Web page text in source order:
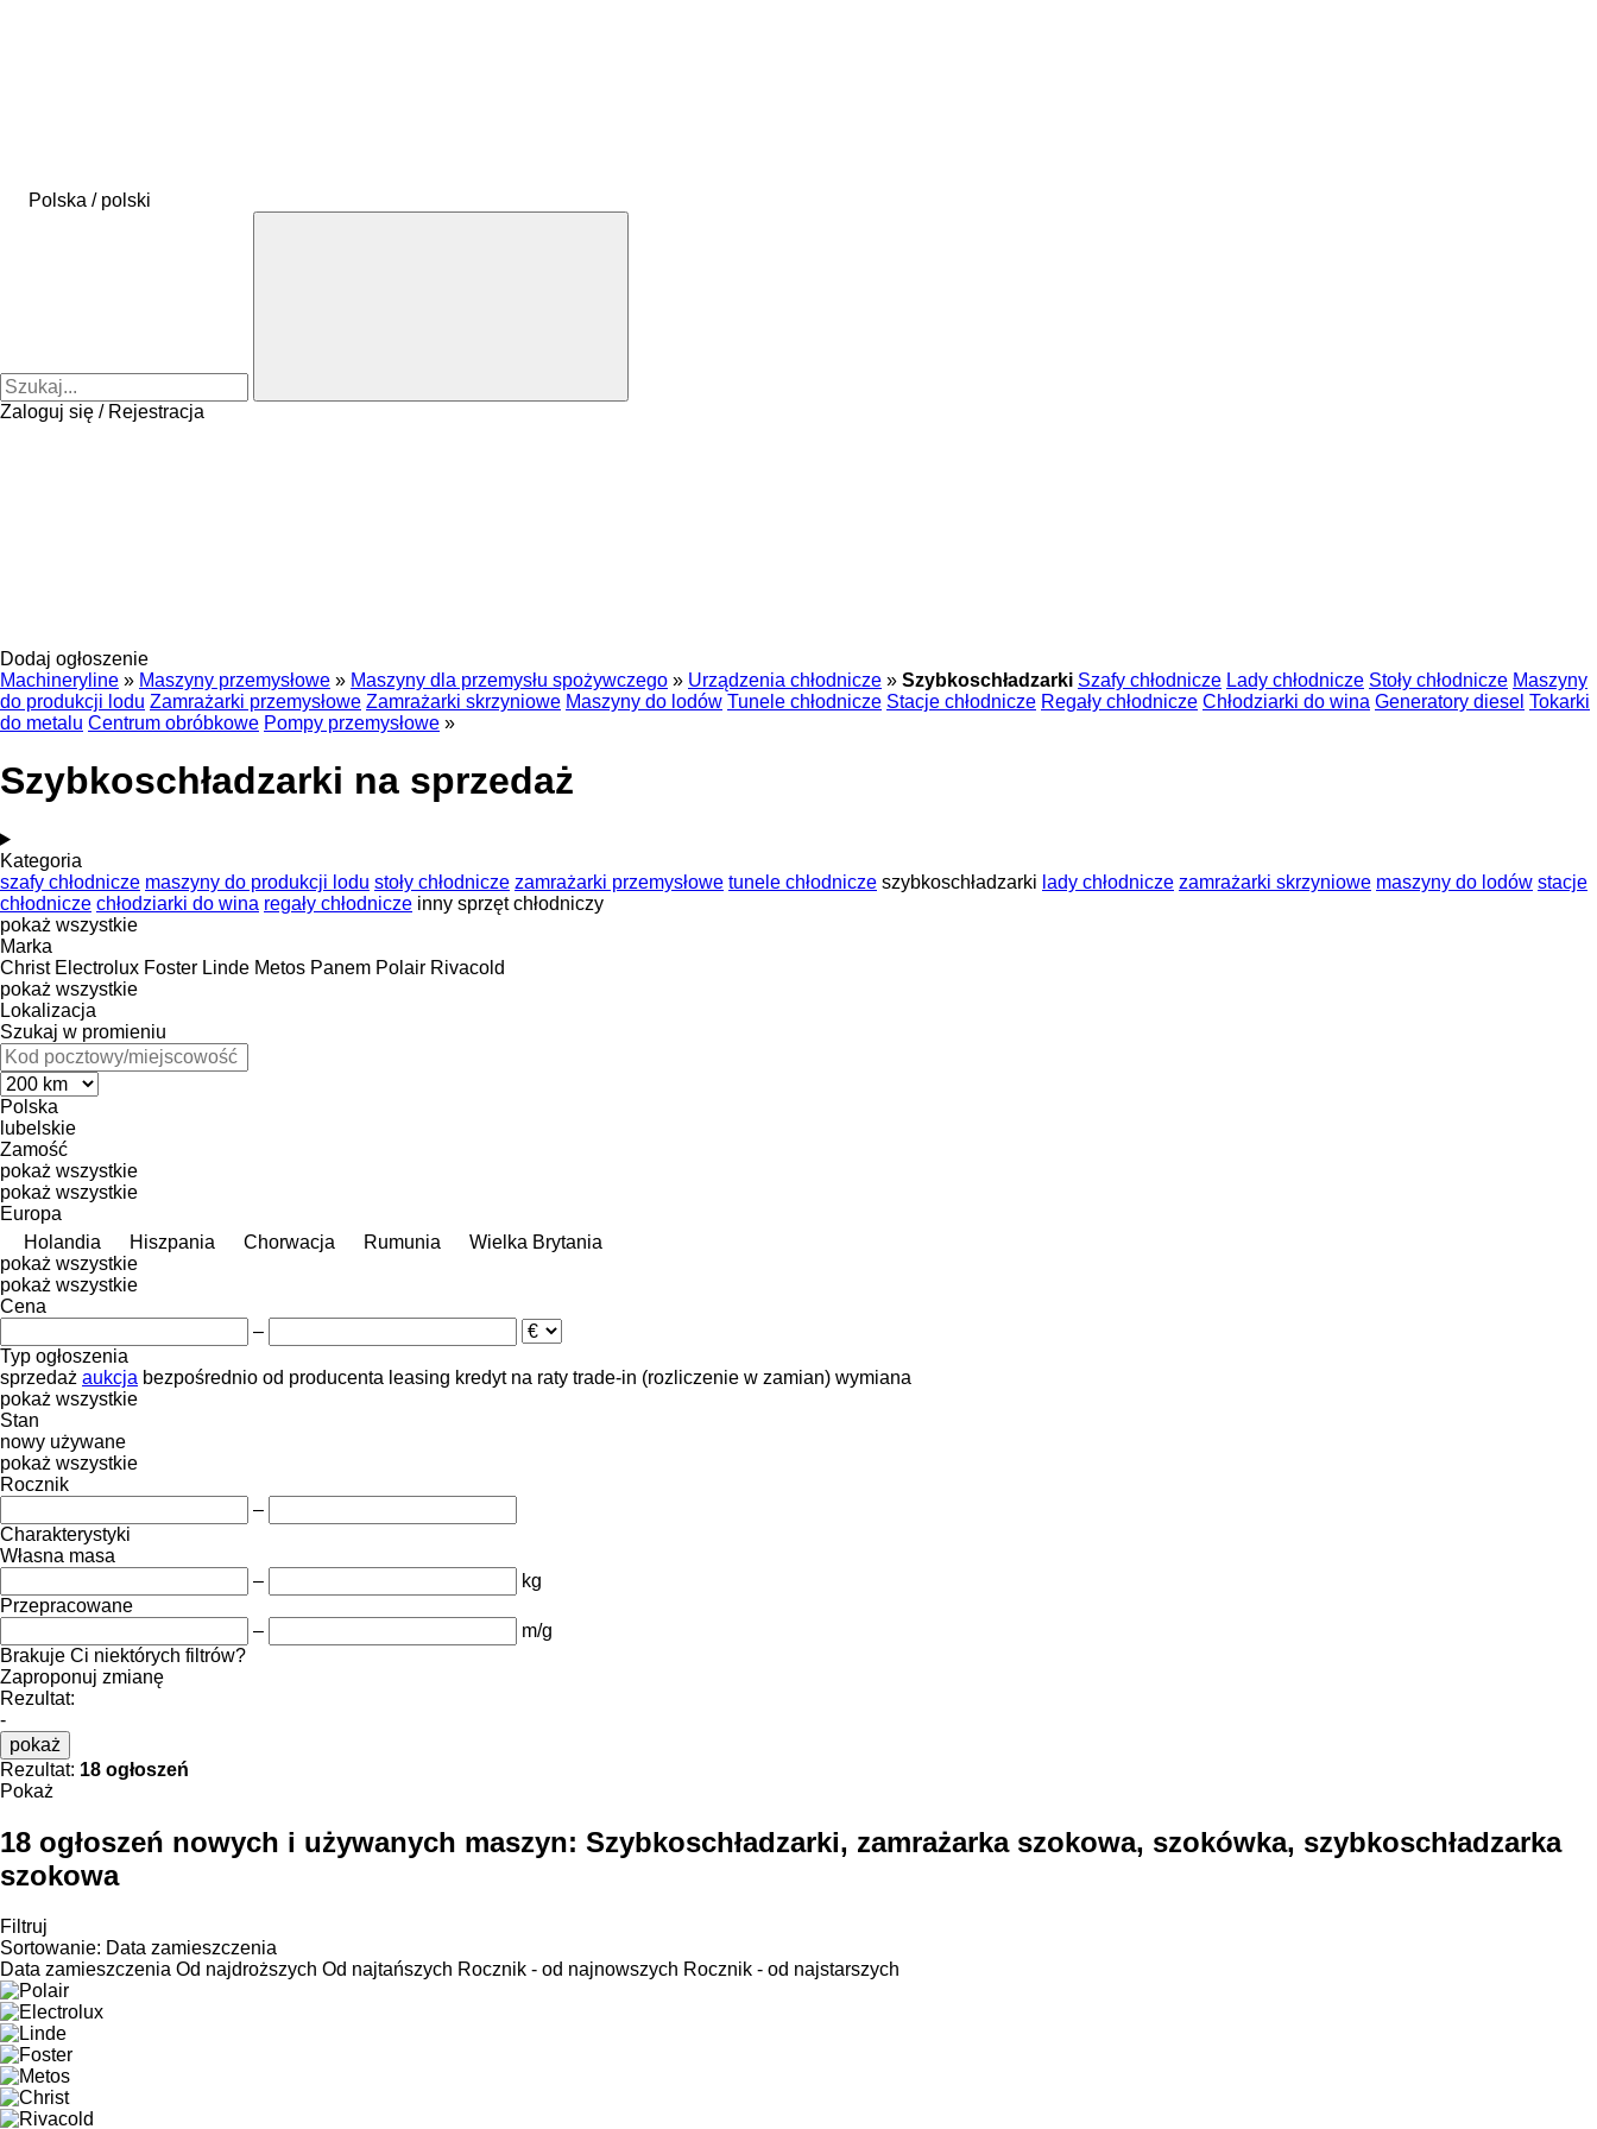
Polska / polski
Zaloguj się / Rejestracja
Dodaj ogłoszenie
Machineryline » Maszyny przemysłowe » Maszyny dla przemysłu spożywczego » Urządzenia chłodnicze » Szybkoschładzarki Szafy chłodnicze Lady chłodnicze Stoły chłodnicze Maszyny
do produkcji lodu Zamrażarki przemysłowe Zamrażarki skrzyniowe Maszyny do lodów Tunele chłodnicze Stacje chłodnicze Regały chłodnicze Chłodziarki do wina Generatory diesel Tokarki
do metalu Centrum obróbkowe Pompy przemysłowe »
Szybkoschładzarki na sprzedaż
Kategoria
szafy chłodnicze maszyny do produkcji lodu stoły chłodnicze zamrażarki przemysłowe tunele chłodnicze szybkoschładzarki lady chłodnicze zamrażarki skrzyniowe maszyny do lodów stacje
chłodnicze chłodziarki do wina regały chłodnicze inny sprzęt chłodniczy
pokaż wszystkie
Marka
Christ Electrolux Foster Linde Metos Panem Polair Rivacold
pokaż wszystkie
Lokalizacja
Szukaj w promieniu
Polska
lubelskie
Zamość
pokaż wszystkie
pokaż wszystkie
Europa
Holandia
Hiszpania Chorwacja Rumunia
Wielka Brytania
pokaż wszystkie
pokaż wszystkie
Cena
–
Typ ogłoszenia
sprzedaż aukcja bezpośrednio od producenta leasing kredyt na raty trade-in (rozliczenie w zamian) wymiana
pokaż wszystkie
Stan
nowy używane
pokaż wszystkie
Rocznik
–
Charakterystyki
Własna masa
–
kg
Przepracowane
–
m/g
Brakuje Ci niektórych filtrów?
Zaproponuj zmianę
Rezultat:
-
pokaż
Rezultat: 18 ogłoszeń
Pokaż
18 ogłoszeń nowych i używanych maszyn: Szybkoschładzarki, zamrażarka szokowa, szokówka, szybkoschładzarka
szokowa
Filtruj
Sortowanie: Data zamieszczenia
Data zamieszczenia Od najdroższych Od najtańszych Rocznik - od najnowszych Rocznik - od najstarszych